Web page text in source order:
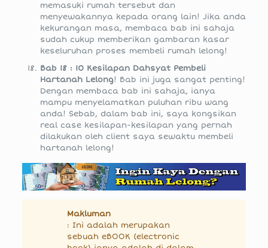
memasuki rumah tersebut dan
menyewakannya kepada orang lain! Jika anda
kekurangan masa, membaca bab ini sahaja
sudah cukup memberikan gambaran kasar
keseluruhan proses membeli rumah lelong!
Bab 18 : 10 Kesilapan Dahsyat Pembeli
Hartanah Lelong! Bab ini juga sangat penting!
Dengan membaca bab ini sahaja, ianya
mampu menyelamatkan puluhan ribu wang
anda! Sebab, dalam bab ini, saya kongsikan
real case kesilapan-kesilapan yang pernah
dilakukan oleh client saya sewaktu membeli
hartanah lelong!
Makluman
: Ini adalah merupakan
sebuah eBOOK (electronic